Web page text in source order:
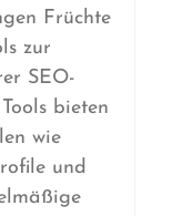
Früchte
zur
SEO-
bieten
wie
und